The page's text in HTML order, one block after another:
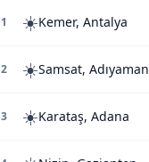
1 ☀️Kemer, Antalya
2 ☀️Samsat, Adıyaman
3 ☀️Karataş, Adana